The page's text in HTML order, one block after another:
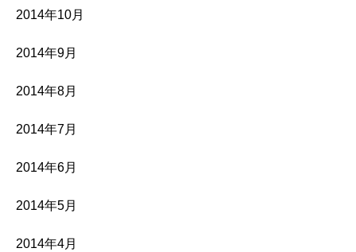
2014年10月
2014年9月
2014年8月
2014年7月
2014年6月
2014年5月
2014年4月